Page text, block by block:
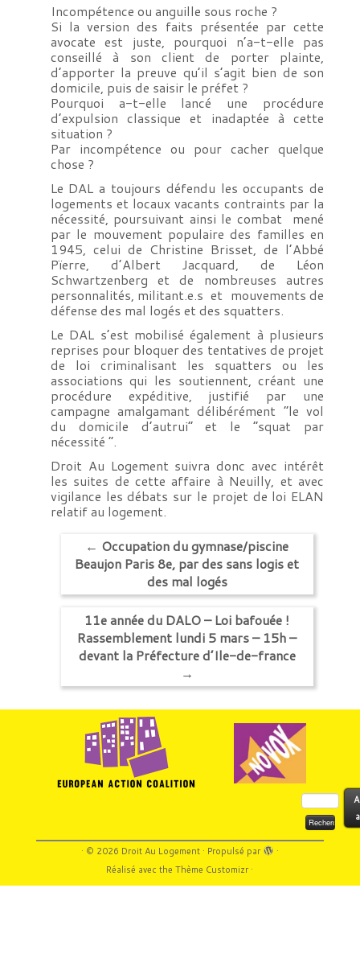
Incompétence ou anguille sous roche ?
Si la version des faits présentée par cette
avocate est juste, pourquoi n’a-t-elle pas
conseillé à son client de porter plainte,
d’apporter la preuve qu’il s’agit bien de son
domicile, puis de saisir le préfet ?
Pourquoi a-t-elle lancé une procédure
d’expulsion classique et inadaptée à cette
situation ?
Par incompétence ou pour cacher quelque
chose ?
Le DAL a toujours défendu les occupants de
logements et locaux vacants contraints par la
nécessité, poursuivant ainsi le combat mené
par le mouvement populaire des familles en
1945, celui de Christine Brisset, de l’Abbé
Pïerre, d’Albert Jacquard, de Léon
Schwartzenberg et de nombreuses autres
personnalités, militant.e.s et mouvements de
défense des mal logés et des squatters.
Le DAL s’est mobilisé également à plusieurs
reprises pour bloquer des tentatives de projet
de loi criminalisant les squatters ou les
associations qui les soutiennent, créant une
procédure expéditive, justifié par une
campagne amalgamant délibérément “le vol
du domicile d’autrui” et le “squat par
nécessité “.
Droit Au Logement suivra donc avec intérêt
les suites de cette affaire à Neuilly, et avec
vigilance les débats sur le projet de loi ELAN
relatif au logement.
← Occupation du gymnase/piscine
Beaujon Paris 8e, par des sans logis et
des mal logés
11e année du DALO – Loi bafouée !
Rassemblement lundi 5 mars – 15h –
devant la Préfecture d’Ile-de-france
→
Rechercher :
· © 2026 Droit Au Logement· Propulsé par
·
Réalisé avec theThème Customizr·